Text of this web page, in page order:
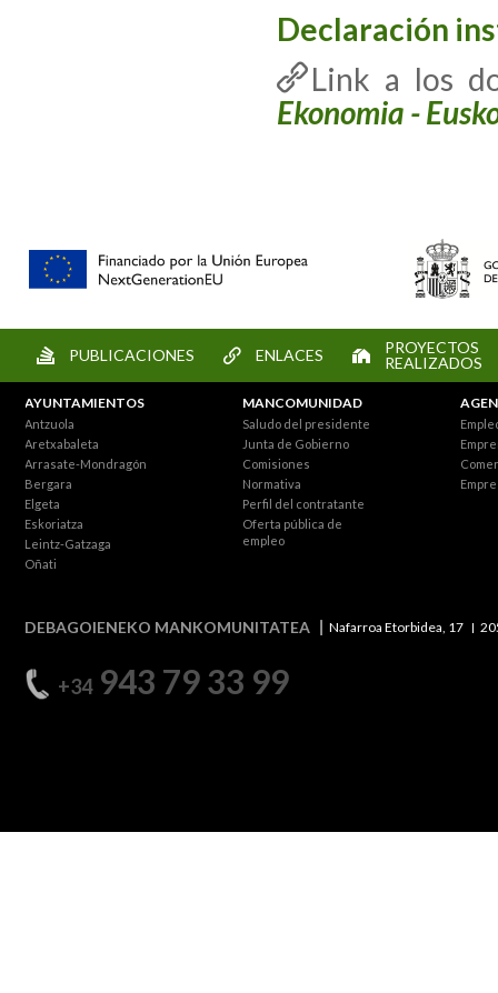
Declaración
Link a los
Ekonomia -
PUBLICACIONES ENLACES
PROYECTOS
REALIZADOS
AYUNTAMIENTOS
Antzuola
Aretxabaleta
Arrasate-Mondragón
Bergara
Elgeta
Eskoriatza
Leintz-Gatzaga
Oñati
MANCOMUNIDAD
Saludo del presidente
Junta de Gobierno
Comisiones
Normativa
Perfil del contratante
Oferta pública de
empleo
DEBAGOIENEKO MANKOMUNITATEA Nafarroa Etorbidea, 17
+34943 79 33 99